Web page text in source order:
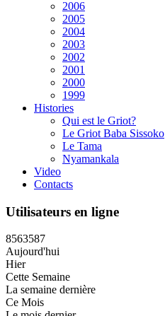
2006
2005
2004
2003
2002
2001
2000
1999
Histories
Qui est le Griot?
Le Griot Baba Sissoko
Le Tama
Nyamankala
Video
Contacts
Utilisateurs en ligne
8563587
Aujourd'hui
Hier
Cette Semaine
La semaine dernière
Ce Mois